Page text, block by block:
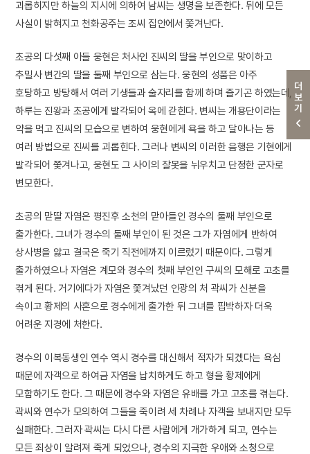
더보기
괴롭히지만 하늘의 지시에 의하여 남씨는 생명을 보존한다. 뒤에 모든
사실이 밝혀지고 천화공주는 조씨 집안에서 쫓겨난다.
초공의 다섯째 아들 웅현은 처사인 진씨의 딸을 부인으로 맞이하고
추밀사 변간의 딸을 둘째 부인으로 삼는다. 웅현의 성품은 아주
호탕하고 방탕해서 여러 기생들과 술자리를 함께 하며 즐기곤 하였는데,
하루는 진왕과 초공에게 발각되어 옥에 갇힌다. 변씨는 개용단이라는
약을 먹고 진씨의 모습으로 변하여 웅현에게 욕을 하고 달아나는 등
여러 방법으로 진씨를 괴롭힌다. 그러나 변씨의 이러한 음행은 기현에게
발각되어 쫓겨나고, 웅현도 그 사이의 잘못을 뉘우치고 단정한 군자로
변모한다.
초공의 맏딸 자염은 평진후 소천의 맏아들인 경수의 둘째 부인으로
출가한다. 그녀가 경수의 둘째 부인이 된 것은 그가 자염에게 반하여
상사병을 앓고 결국은 죽기 직전에까지 이르렀기 때문이다. 그렇게
출가하였으나 자염은 계모와 경수의 첫째 부인인 구씨의 모해로 고초를
겪게 된다. 거기에다가 자염은 쫓겨났던 인광의 처 곽씨가 신분을
속이고 황제의 사혼으로 경수에게 출가한 뒤 그녀를 핍박하자 더욱
어려운 지경에 처한다.
경수의 이복동생인 연수 역시 경수를 대신해서 적자가 되겠다는 욕심
때문에 자객으로 하여금 자염을 납치하게도 하고 형을 황제에게
모함하기도 한다. 그 때문에 경수와 자염은 유배를 가고 고초를 겪는다.
곽씨와 연수가 모의하여 그들을 죽이려 세 차례나 자객을 보내지만 모두
실패한다. 그러자 곽씨는 다시 다른 사람에게 개가하게 되고, 연수는
모든 죄상이 알려져 죽게 되었으나, 경수의 지극한 우애와 소청으로